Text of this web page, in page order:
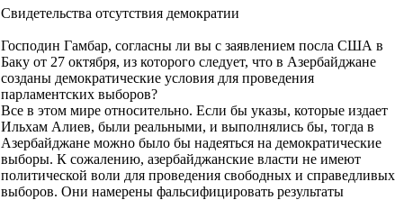
Свидетельства отсутствия демократии
Господин Гамбар, согласны ли вы с заявлением посла США в
Баку от 27 октября, из которого следует, что в Азербайджане
созданы демократические условия для проведения
парламентских выборов?
Все в этом мире относительно. Если бы указы, которые издает
Ильхам Алиев, были реальными, и выполнялись бы, тогда в
Азербайджане можно было бы надеяться на демократические
выборы. К сожалению, азербайджанские власти не имеют
политической воли для проведения свободных и справедливых
выборов. Они намерены фальсифицировать результаты